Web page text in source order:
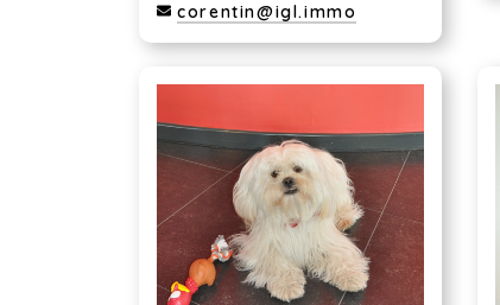
corentin@igl.immo